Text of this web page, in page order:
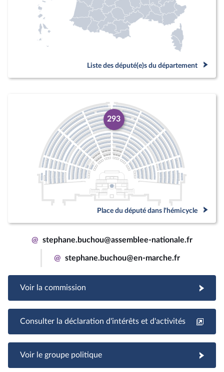
Liste des député(e)s du département
293
Place du député dans l'hémicycle
@ stephane.buchou@assemblee-nationale.fr
@ stephane.buchou@en-marche.fr
Voir la commission
Consulter la déclaration d'intérêts et d'activités
Voir le groupe politique